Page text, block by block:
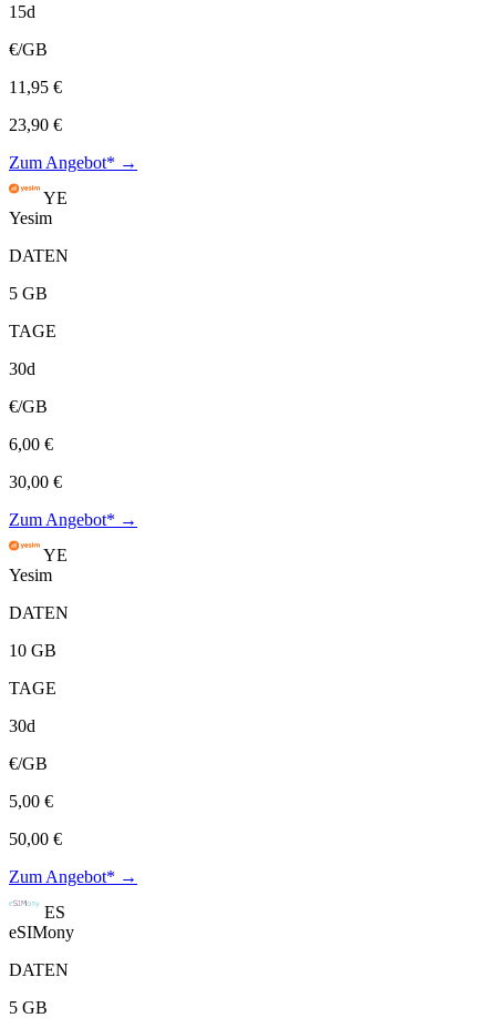
15d
€/GB
11,95 €
23,90 €
Zum Angebot* →
YE
Yesim
DATEN
5 GB
TAGE
30d
€/GB
6,00 €
30,00 €
Zum Angebot* →
YE
Yesim
DATEN
10 GB
TAGE
30d
€/GB
5,00 €
50,00 €
Zum Angebot* →
ES
eSIMony
DATEN
5 GB